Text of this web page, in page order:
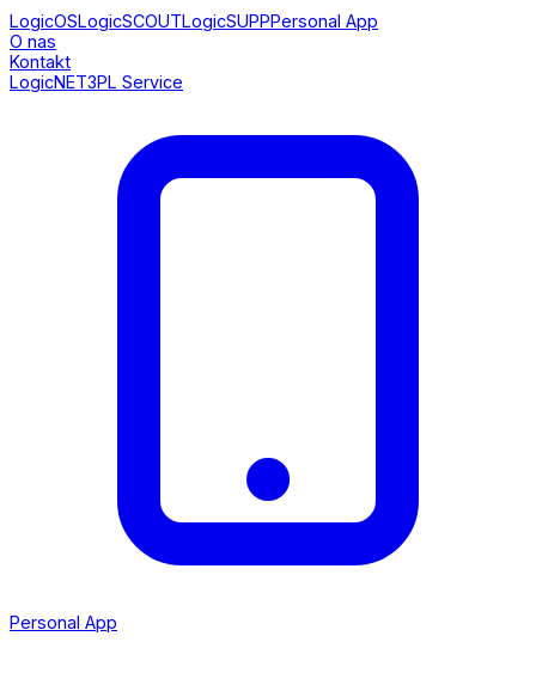
LogicOSLogicSCOUTLogicSUPPPersonal App
O nas
Kontakt
LogicNET3PL Service
Personal App